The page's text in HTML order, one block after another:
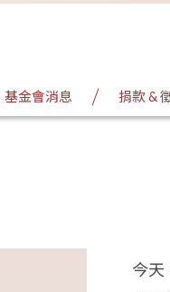
基金會消息 捐款 &
今天